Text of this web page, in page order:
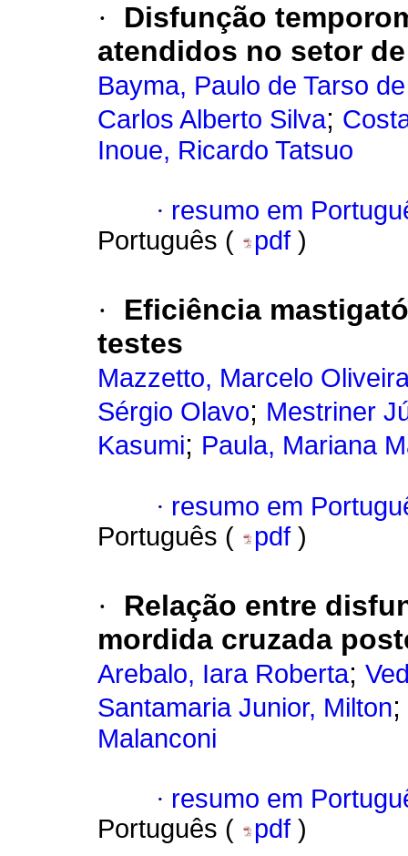
·
Disfunção
atendidos no setor
Bayma, Paulo de Tarso
Carlos Alberto Silva;
Inoue, Ricardo Tatsuo
· resumo em
Português (
pdf )
·
Eficiência
testes
Mazzetto, Marcelo
Sérgio Olavo; Mestriner
Kasumi; Paula, Mariana
· resumo em
Português (
pdf )
·
Relação entre
mordida cruzada
Arebalo, Iara Roberta;
Santamaria Junior, Milton;
Malanconi
· resumo em
Português (
pdf )